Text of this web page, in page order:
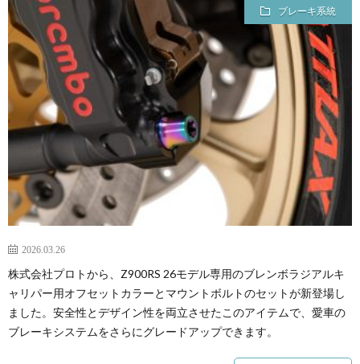
ブレーキ系統
2026.03.26
株式会社プロトから、Z900RS 26モデル専用のブレンボラジアルキ
ャリパー用オフセットカラーとマウントボルトのセットが新登場し
ました。安全性とデザイン性を両立させたこのアイテムで、愛車の
ブレーキシステムをさらにグレードアップできます。